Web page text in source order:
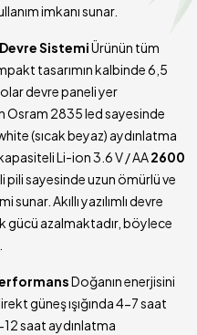
imkanı sunar.
SistemiÜrünün tüm
tasarımın kalbinde 6,5
devre paneli yer
Osram 2835 led sayesinde
(sıcak beyaz) aydınlatma
Li-ion 3.6 V / AA2600
pili sayesinde uzun ömürlü ve
Akıllı yazılımlı devre
gücü azalmaktadır, böylece
Doğanın enerjisini
güneş ışığında 4-7 saat
saat aydınlatma